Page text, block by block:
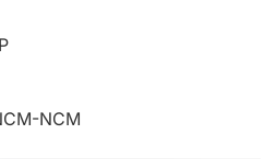
NCM